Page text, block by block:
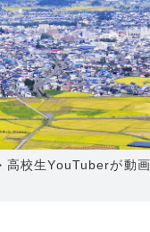
8252
県福島市御山字一本松17-1-
0120-173-577
営業時間 9:15～18:00
高校生YouTuberが動